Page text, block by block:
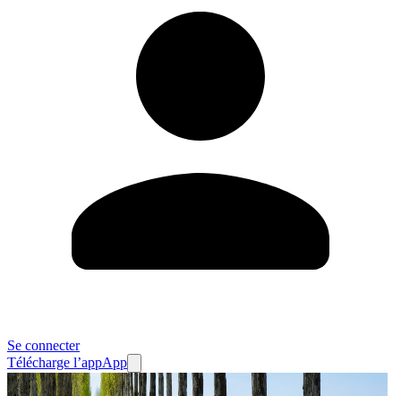
Se connecter
Télécharge l’appApp